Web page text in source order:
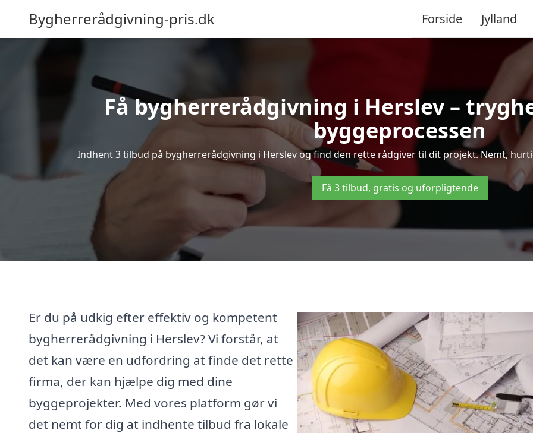
Bygherrerådgivning-pris.dk Forside Jylland
Få bygherrerådgivning i Herslev –
byggeprocessen
Indhent 3 tilbud på bygherrerådgivning i Herslev og find den rette rådgiver til dit projekt. Nemt,
Få 3 tilbud, gratis og uforpligtende
Er du på udkig efter effektiv og kompetent
bygherrerådgivning i Herslev? Vi forstår, at
det kan være en udfordring at finde det rette
firma, der kan hjælpe dig med dine
byggeprojekter. Med vores platform gør vi
det nemt for dig at indhente tilbud fra lokale